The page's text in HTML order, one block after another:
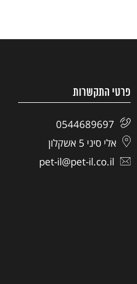
פרטי התקשרות
0544689697
אלי סיני 5 אשקלון
pet-il@pet-il.co.il